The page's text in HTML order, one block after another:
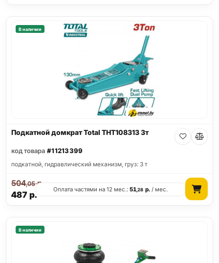
В наличии
Подкатной домкрат Total THT108313 3т
код товара #11213399
подкатной, гидравлический механизм, груз: 3 т
487 р.
504,05р.
Оплата частями на 12 мес.:51,28 р./ мес.
В наличии